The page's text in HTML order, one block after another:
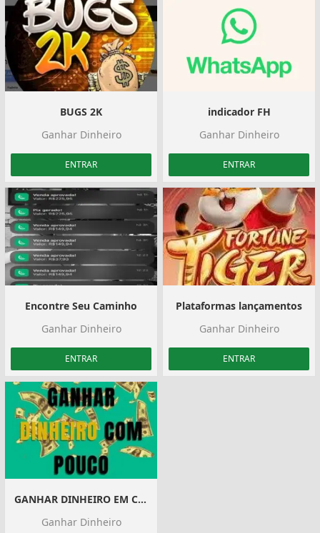
BUGS 2K
Ganhar Dinheiro
ENTRAR
indicador FH
Ganhar Dinheiro
ENTRAR
Encontre Seu Caminho
Ganhar Dinheiro
ENTRAR
Plataformas lançamentos
Ganhar Dinheiro
ENTRAR
GANHAR DINHEIRO EM CASA
Ganhar Dinheiro